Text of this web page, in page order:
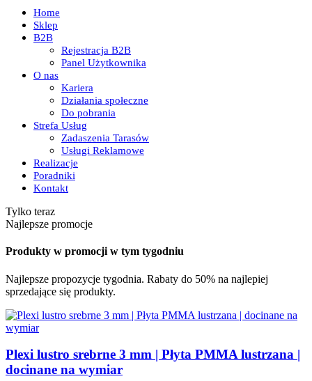
Home
Sklep
B2B
Rejestracja B2B
Panel Użytkownika
O nas
Kariera
Działania społeczne
Do pobrania
Strefa Usług
Zadaszenia Tarasów
Usługi Reklamowe
Realizacje
Poradniki
Kontakt
Tylko teraz
Najlepsze promocje
Produkty w promocji w tym tygodniu
Najlepsze propozycje tygodnia. Rabaty do 50% na najlepiej
sprzedające się produkty.
Plexi lustro srebrne 3 mm | Płyta PMMA lustrzana |
docinane na wymiar